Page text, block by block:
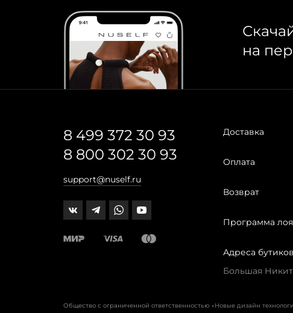
на
8 499 372 30 93
8 800 302 30 93
support@nuself.ru
Доставка
Оплата
Возврат
Программа
Адреса
Большая
Общество с ограниченной ответственностью «Новые дизайн